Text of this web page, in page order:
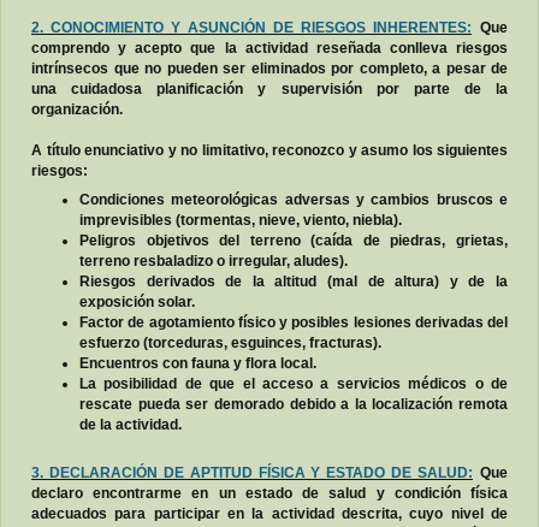
2. CONOCIMIENTO Y ASUNCIÓN DE RIESGOS INHERENTES: Que
comprendo y acepto que la actividad reseñada conlleva riesgos
intrínsecos que no pueden ser eliminados por completo, a pesar de
una cuidadosa planificación y supervisión por parte de la
organización.
A título enunciativo y no limitativo, reconozco y asumo los siguientes
riesgos:
Condiciones meteorológicas adversas y cambios bruscos e
imprevisibles (tormentas, nieve, viento, niebla).
Peligros objetivos del terreno (caída de piedras, grietas,
terreno resbaladizo o irregular, aludes).
Riesgos derivados de la altitud (mal de altura) y de la
exposición solar.
Factor de agotamiento físico y posibles lesiones derivadas del
esfuerzo (torceduras, esguinces, fracturas).
Encuentros con fauna y flora local.
La posibilidad de que el acceso a servicios médicos o de
rescate pueda ser demorado debido a la localización remota
de la actividad.
3. DECLARACIÓN DE APTITUD FÍSICA Y ESTADO DE SALUD: Que
declaro encontrarme en un estado de salud y condición física
adecuados para participar en la actividad descrita, cuyo nivel de